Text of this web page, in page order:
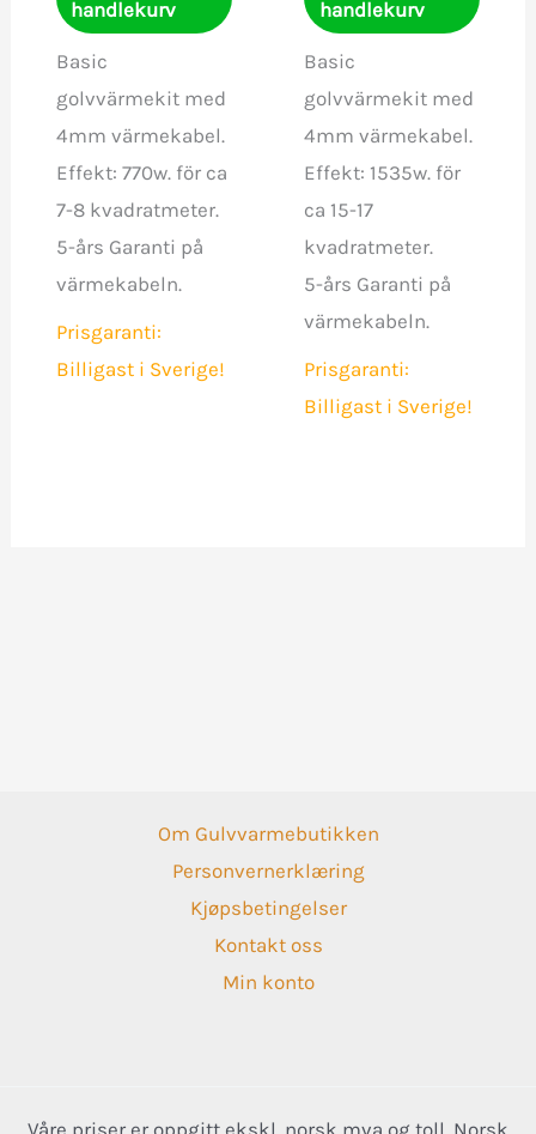
handlekurv
Basic
golvvärmekit med
4mm värmekabel.
Effekt: 770w. för ca
7-8 kvadratmeter.
5-års Garanti på
värmekabeln.
Prisgaranti:
Billigast i Sverige!
handlekurv
Basic
golvvärmekit med
4mm värmekabel.
Effekt: 1535w. för
ca 15-17
kvadratmeter.
5-års Garanti på
värmekabeln.
Prisgaranti:
Billigast i Sverige!
Om Gulvvarmebutikken
Personvernerklæring
Kjøpsbetingelser
Kontakt oss
Min konto